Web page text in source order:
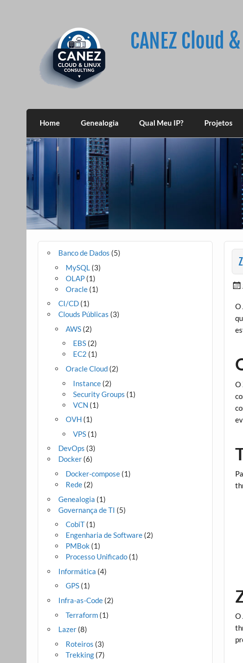
CANEZ Cloud
Home Genealogia Qual Meu IP? Projetos
O
O
O
Banco de Dados (5)
MySQL(3)
OLAP(1)
Oracle(1)
CI/CD(1)
Clouds Públicas (3)
AWS(2)
EBS(2)
EC2 (1)
Oracle Cloud(2)
Instance(2)
Security Groups (1)
VCN (1)
OVH (1)
VPS(1)
DevOps (3)
Docker(6)
Docker-compose(1)
Rede(2)
Genealogia (1)
Governança de TI (5)
CobiT(1)
Engenharia de Software(2)
PMBok (1)
Processo Unificado(1)
Informática (4)
GPS(1)
Infra-as-Code(2)
Terraform(1)
Lazer(8)
Roteiros (3)
Trekking(7)